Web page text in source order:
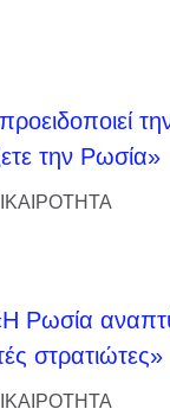
την Ρωσία»
Ρωσία
στρατιώτες»